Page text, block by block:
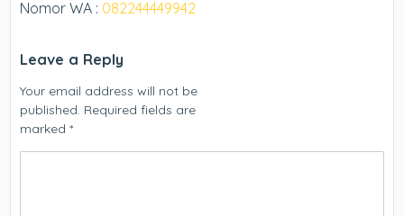
Nomor WA : 082244449942
Leave a Reply
Your email address will not be
published. Required fields are
marked*